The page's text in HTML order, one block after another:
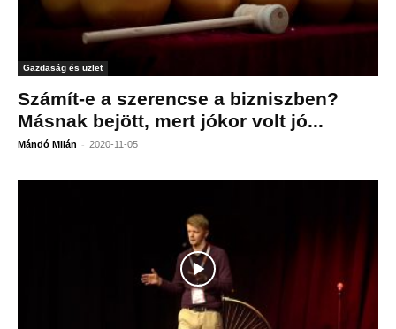
Gazdaság és üzlet
Számít-e a szerencse a bizniszben?
Másnak bejött, mert jókor volt jó...
Mándó Milán - 2020-11-05